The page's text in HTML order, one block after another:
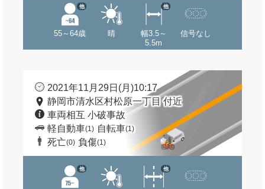
55～64歳
他
晴
幅3.5～
5.5m
他
信号なし
2021年11月29日(月)10:17
静岡市清水区村松原一丁目 付近
車両相互 小破事故
軽自動車(1) 自転車(1)
死亡(0) 負傷(1)
他 他